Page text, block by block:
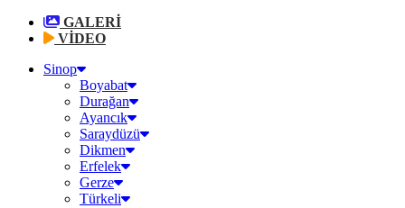
GALERİ
VİDEO
Sinop
Boyabat
Durağan
Ayancık
Saraydüzü
Dikmen
Erfelek
Gerze
Türkeli